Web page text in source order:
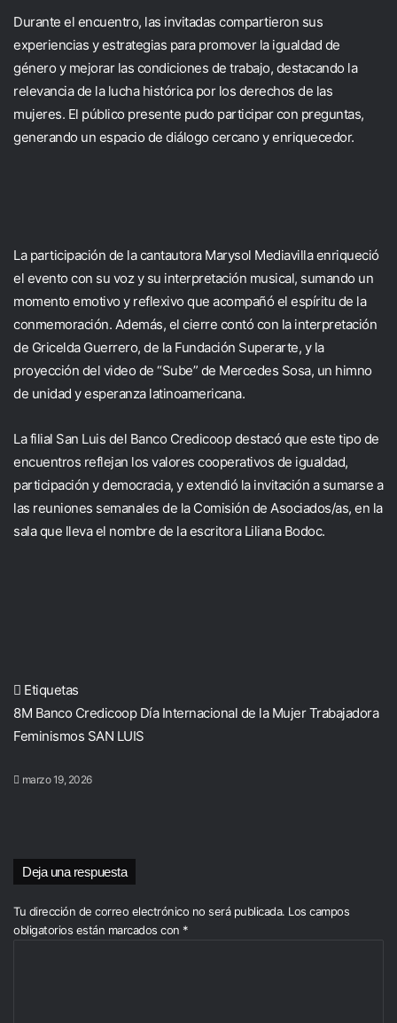
Durante el encuentro, las invitadas compartieron sus
experiencias y estrategias para promover la igualdad de
género y mejorar las condiciones de trabajo, destacando la
relevancia de la lucha histórica por los derechos de las
mujeres. El público presente pudo participar con preguntas,
generando un espacio de diálogo cercano y enriquecedor.
La participación de la cantautora Marysol Mediavilla enriqueció
el evento con su voz y su interpretación musical, sumando un
momento emotivo y reflexivo que acompañó el espíritu de la
conmemoración. Además, el cierre contó con la interpretación
de Gricelda Guerrero, de la Fundación Superarte, y la
proyección del video de “Sube” de Mercedes Sosa, un himno
de unidad y esperanza latinoamericana.
La filial San Luis del Banco Credicoop destacó que este tipo de
encuentros reflejan los valores cooperativos de igualdad,
participación y democracia, y extendió la invitación a sumarse a
las reuniones semanales de la Comisión de Asociados/as, en la
sala que lleva el nombre de la escritora Liliana Bodoc.
Etiquetas
8M Banco Credicoop Día Internacional de la Mujer Trabajadora
Feminismos SAN LUIS
marzo 19, 2026
Deja una respuesta
Tu dirección de correo electrónico no será publicada. Los campos
obligatorios están marcados con *